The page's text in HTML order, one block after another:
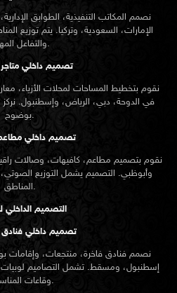
نصمم المكاتب التنفيذية، الطوابق
الإمارات، السعودية، وتركيا. يتم توزيع
والتفاعل المهني.
تصميم داخلي
نقوم بتخطيط المساحات لمحلات الأزياء،
في الدوحة، دبي، الرياض، وإسطنبول. نركز
بوضوح.
تصميم داخلي
نقوم بتصميم مطاعم، كافيهات، وصالات
وأبوظبي. التصميم يشمل التوزيع الصوتي،
المناطق.
التصميم الداخلي
تصميم داخلي
نصمم فنادق فاخرة، منتجعات، وإقامات
إسطنبول، ومسقط. تشمل التصاميم لوبيات
وقاعات المناسبات.